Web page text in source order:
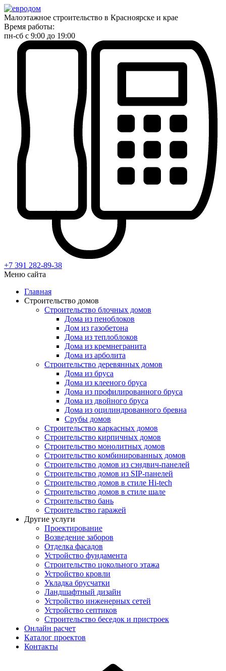
Малоэтажное строительство в Красноярске и крае
Время работы:
пн-сб с 9:00 до 19:00
+7 391 282-89-38
Меню сайта
Главная
Строительство домов
Строительство блочных домов
Дома из пеноблоков
Дом из газобетона
Дома из теплоблоков
Дома из кремнегранита
Дома из арболита
Строительство деревянных домов
Дома из бруса
Дома из клееного бруса
Дома из профилированного бруса
Дома из двойного бруса
Дома из оцилиндрованного бревна
Срубы домов
Строительство каркасных домов
Строительство кирпичных домов
Строительство монолитных домов
Строительство комбинированных домов
Строительство домов из сэндвич-панелей
Строительство домов из SIP-панелей
Строительство домов в стиле Hi-tech
Строительство домов в стиле шале
Строительство бань
Строительство гаражей
Другие услуги
Проектирование
Возведение заборов
Отделка фасадов
Устройство фундамента
Строительство цокольного этажа
Устройство кровли
Укладка брусчатки
Ландшафтный дизайн
Устройство инженерных сетей
Устройство септиков
Строительство беседок и пристроек
Онлайн расчет
Каталог проектов
Контакты